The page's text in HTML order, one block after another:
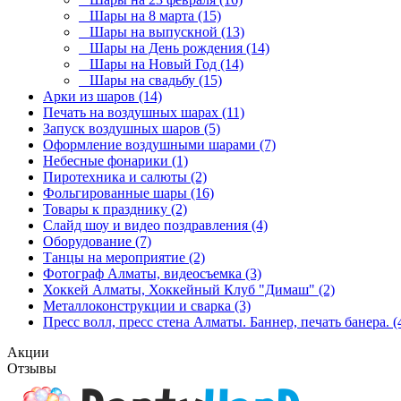
Шары на 8 марта (15)
Шары на выпускной (13)
Шары на День рождения (14)
Шары на Новый Год (14)
Шары на свадьбу (15)
Арки из шаров (14)
Печать на воздушных шарах (11)
Запуск воздушных шаров (5)
Оформление воздушными шарами (7)
Небесные фонарики (1)
Пиротехника и салюты (2)
Фольгированные шары (16)
Товары к празднику (2)
Слайд шоу и видео поздравления (4)
Оборудование (7)
Танцы на мероприятие (2)
Фотограф Алматы, видеосъемка (3)
Хоккей Алматы, Хоккейный Клуб "Димаш" (2)
Металлоконструкции и сварка (3)
Пресс волл, пресс стена Алматы. Баннер, печать банера.
Акции
Отзывы